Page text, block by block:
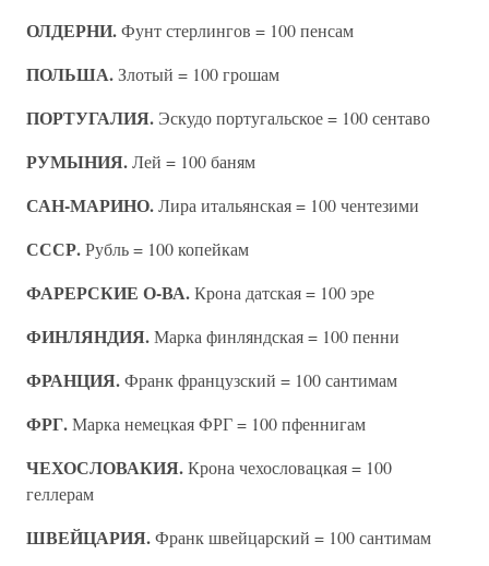
ОЛДЕРНИ.Фунт стерлингов = 100 пенсам
ПОЛЬША.Злотый = 100 грошам
ПОРТУГАЛИЯ. Эскудо португальское = 100 сентаво
РУМЫНИЯ.Лей = 100 баням
САН-МАРИНО.Лира итальянская = 100 чентезими
СССР.Рубль = 100 копейкам
ФАРЕРСКИЕ О-ВА.Крона датская = 100 эре
ФИНЛЯНДИЯ.Марка финляндская = 100 пенни
ФРАНЦИЯ.Франк французский = 100 сантимам
ФРГ.Марка немецкая ФРГ = 100 пфеннигам
ЧЕХОСЛОВАКИЯ.Крона чехословацкая = 100
геллерам
ШВЕЙЦАРИЯ.Франк швейцарский = 100 сантимам